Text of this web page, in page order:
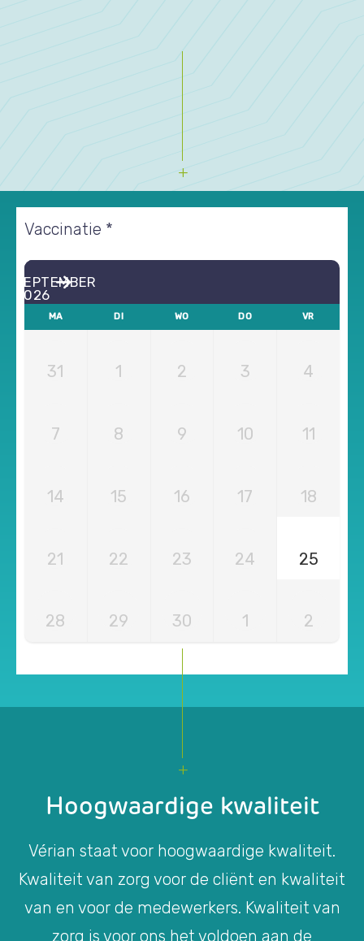
Vaccinatie *
SEPTEMBER
2026
MA DI WO DO VR
31 1 2 3 4
7 8 9 10 11
14 15 16 17 18
21 22 23 24 25
28 29 30 1 2
Hoogwaardige kwaliteit
Vérian staat voor hoogwaardige kwaliteit.
Kwaliteit van zorg voor de cliënt en kwaliteit
van en voor de medewerkers. Kwaliteit van
zorg is voor ons het voldoen aan de